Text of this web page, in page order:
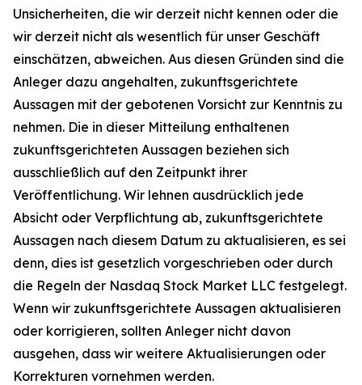
Unsicherheiten, die wir derzeit nicht kennen oder die
wir derzeit nicht als wesentlich für unser Geschäft
einschätzen, abweichen. Aus diesen Gründen sind die
Anleger dazu angehalten, zukunftsgerichtete
Aussagen mit der gebotenen Vorsicht zur Kenntnis zu
nehmen. Die in dieser Mitteilung enthaltenen
zukunftsgerichteten Aussagen beziehen sich
ausschließlich auf den Zeitpunkt ihrer
Veröffentlichung. Wir lehnen ausdrücklich jede
Absicht oder Verpflichtung ab, zukunftsgerichtete
Aussagen nach diesem Datum zu aktualisieren, es sei
denn, dies ist gesetzlich vorgeschrieben oder durch
die Regeln der Nasdaq Stock Market LLC festgelegt.
Wenn wir zukunftsgerichtete Aussagen aktualisieren
oder korrigieren, sollten Anleger nicht davon
ausgehen, dass wir weitere Aktualisierungen oder
Korrekturen vornehmen werden.